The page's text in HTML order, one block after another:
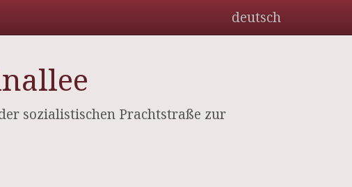
deutsch
sozialistischen Prachtstraße zur